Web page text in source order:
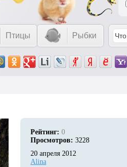
Птицы Рыбки
Рейтинг: 0
Просмотров: 3228
20 апреля 2012
Alina